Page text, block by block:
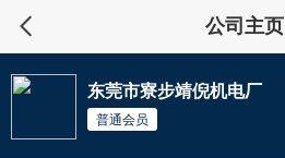
公司主页
东莞市寮步靖倪机电厂
普通会员